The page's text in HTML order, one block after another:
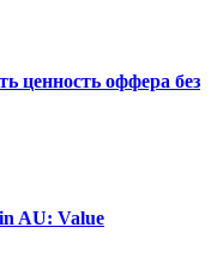
ценность оффера без
AU: Value